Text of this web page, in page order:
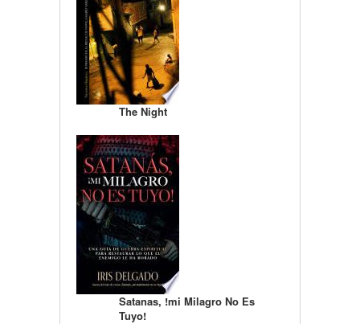
The Night
Satanas, !mi Milagro No Es
Tuyo!